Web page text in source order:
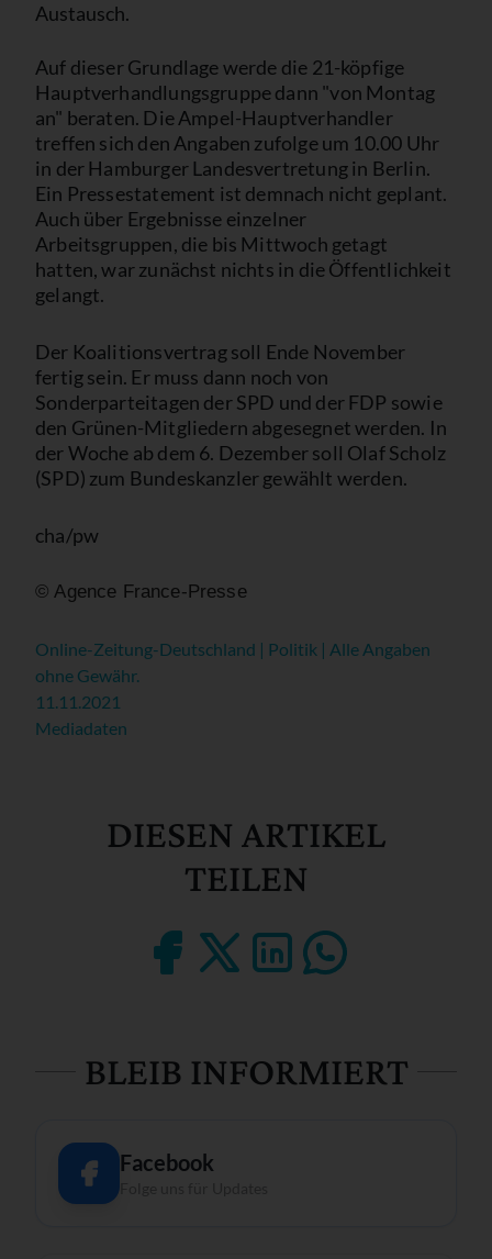
Austausch.
Auf dieser Grundlage werde die 21-köpfige
Hauptverhandlungsgruppe dann "von Montag
an" beraten. Die Ampel-Hauptverhandler
treffen sich den Angaben zufolge um 10.00 Uhr
in der Hamburger Landesvertretung in Berlin.
Ein Pressestatement ist demnach nicht geplant.
Auch über Ergebnisse einzelner
Arbeitsgruppen, die bis Mittwoch getagt
hatten, war zunächst nichts in die Öffentlichkeit
gelangt.
Der Koalitionsvertrag soll Ende November
fertig sein. Er muss dann noch von
Sonderparteitagen der SPD und der FDP sowie
den Grünen-Mitgliedern abgesegnet werden. In
der Woche ab dem 6. Dezember soll Olaf Scholz
(SPD) zum Bundeskanzler gewählt werden.
cha/pw
© Agence France-Presse
Online-Zeitung-Deutschland | Politik | Alle Angaben
ohne Gewähr.
11.11.2021
Mediadaten
DIESEN ARTIKEL
TEILEN
BLEIB INFORMIERT
Facebook